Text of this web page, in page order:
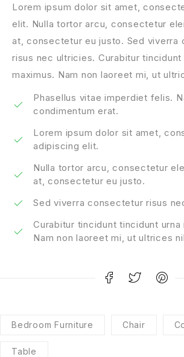
Lorem ipsum dolor sit amet,
elit. Nulla tortor arcu, consectetur
at, consectetur eu justo. Sed viverra
risus nec ultricies. Curabitur tincidunt
maximus. Nam non laoreet mi, ut
Phasellus vitae imperdiet felis.
condimentum erat.
Lorem ipsum dolor sit amet,
adipiscing elit.
Nulla tortor arcu, consectetur
at, consectetur eu justo.
Sed viverra consectetur risus
Curabitur tincidunt tincidunt urna
Nam non laoreet mi, ut ultrices
Bedroom Furniture Chair
Table